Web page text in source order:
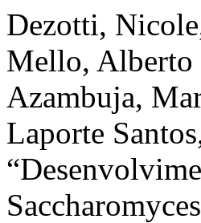
Dezotti,
Mello, Alberto
Azambuja,
Laporte